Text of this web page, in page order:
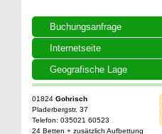
Buchungsanfrage
Internetseite
Geografische Lage
01824 Gohrisch
Pladerbergstr. 37
Telefon: 035021 60523
24 Betten + zusätzlich Aufbettung